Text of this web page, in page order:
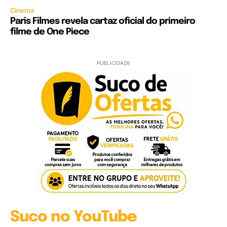
Cinema
Paris Filmes revela cartaz oficial do primeiro
filme de One Piece
PUBLICIDADE
Suco no YouTube